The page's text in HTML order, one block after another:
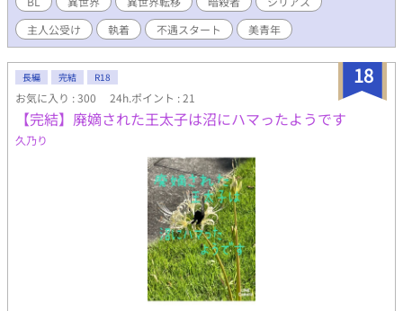
主人公受け
執着 不遇スタート 美青年
18
長編 完結 R18
お気に入り : 300 24h.ポイント : 21
【完結】廃嫡された王太子は沼にハマったようです
久乃り